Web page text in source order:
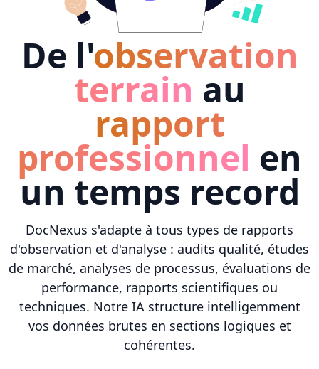
De l'observation
terrain au
rapport
professionnel en
un temps record
DocNexus s'adapte à tous types de rapports
d'observation et d'analyse : audits qualité, études
de marché, analyses de processus, évaluations de
performance, rapports scientifiques ou
techniques. Notre IA structure intelligemment
vos données brutes en sections logiques et
cohérentes.